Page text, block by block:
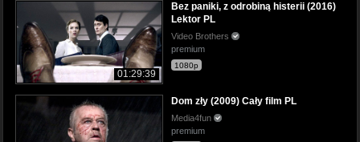
01:29:39
Bez paniki, z odrobiną histerii (2016)
Lektor PL
Video Brothers
premium
1080p
Dom zły (2009) Cały film PL
Media4fun
premium